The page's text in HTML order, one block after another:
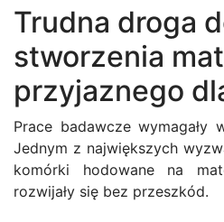
Trudna droga
stworzenia
przyjaznego
Prace badawcze wymagały
Jednym z największych
komórki hodowane na
rozwijały się bez przeszkód.